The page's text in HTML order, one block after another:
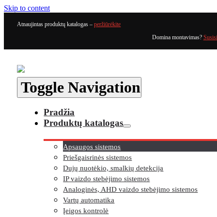
Skip to content
Atnaujintas produktų katalogas –peržiūrėkite
Domina montavimas?
Toggle Navigation
Pradžia
Produktų katalogas
Apsaugos sistemos
Priešgaisrinės sistemos
Dujų nuotėkio, smalkių detekcija
IP vaizdo stebėjimo sistemos
Analoginės, AHD vaizdo stebėjimo sistemos
Vartų automatika
Įeigos kontrolė